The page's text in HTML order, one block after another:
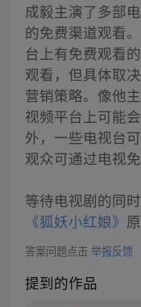
成毅主演了多部
的免费渠道观看
台上有免费观看
观看，但具体取
营销策略。像他
视频平台上可能
外，一些电视台
观众可通过电视免
等待电视剧的同
《狐妖小红娘》
答案问题点击 举报反馈
提到的作品